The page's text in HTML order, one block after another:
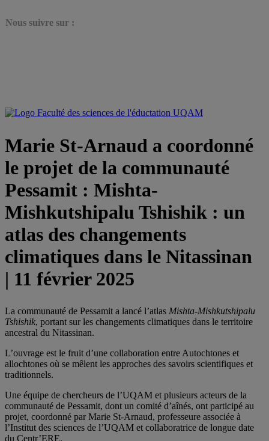
Nous suivre sur :
Marie St-Arnaud a coordonné
le projet de la communauté
Pessamit : Mishta-
Mishkutshipalu Tshishik : un
atlas des changements
climatiques dans le Nitassinan
| 11 février 2025
La communauté de Pessamit a lancé l’atlas Mishta-Mishkutshipalu
Tshishik, portant sur les changements climatiques dans le territoire
ancestral du Nitassinan.
L’ouvrage est le fruit d’une collaboration entre Autochtones et
allochtones où se mêlent les approches des savoirs scientifiques et
traditionnels.
Une équipe de chercheurs de l’UQAM et plusieurs acteurs de la
communauté de Pessamit, dont un comité d’aînés, ont participé au
projet, coordonné par Marie St-Arnaud, professeure associée à
l’Institut des sciences de l’UQAM et collaboratrice de longue date
du Centr’ERE.